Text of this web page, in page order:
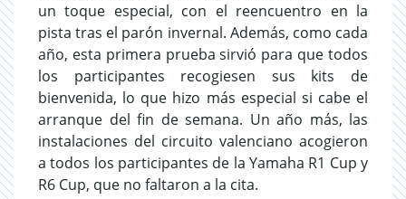
un toque especial, con el reencuentro en la
pista tras el parón invernal. Además, como cada
año, esta primera prueba sirvió para que todos
los participantes recogiesen sus kits de
bienvenida, lo que hizo más especial si cabe el
arranque del fin de semana. Un año más, las
instalaciones del circuito valenciano acogieron
a todos los participantes de la Yamaha R1 Cup y
R6 Cup, que no faltaron a la cita.